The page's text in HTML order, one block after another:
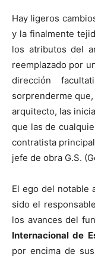
Hay ligeros
y la finalmente
los atributos del
reemplazado por
dirección
sorprenderme
arquitecto, las
que las de
contratista
jefe de obra G.S.
El ego del notable
sido el
los avances del
Internacional de
por encima de